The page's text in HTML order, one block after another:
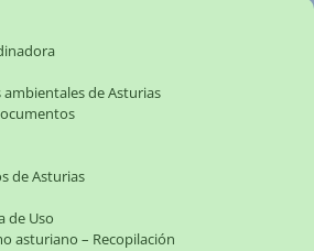
de Asturias
de Asturias
de Uso
asturiano – Recopilación